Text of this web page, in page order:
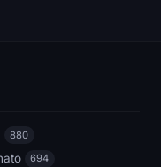
880
694